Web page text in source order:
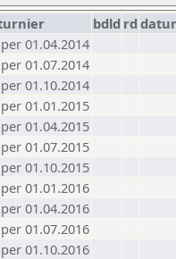
bdld rd
01.04.2014
01.07.2014
01.10.2014
01.01.2015
01.04.2015
01.07.2015
01.10.2015
01.01.2016
01.04.2016
01.07.2016
01.10.2016